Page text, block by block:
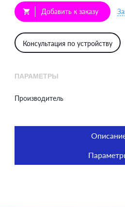
shopping_cart Добавить к заказу
Консультация по устройству
ПАРАМЕТРЫ
Производитель